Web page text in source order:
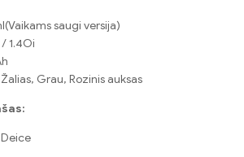
saugi versija)
1.4Oi
Grau, Rozinis auksas
Deice